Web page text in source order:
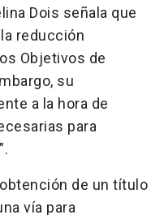
Dois señala que
reducción
Objetivos de
su
a la hora de
para
de un título
vía para